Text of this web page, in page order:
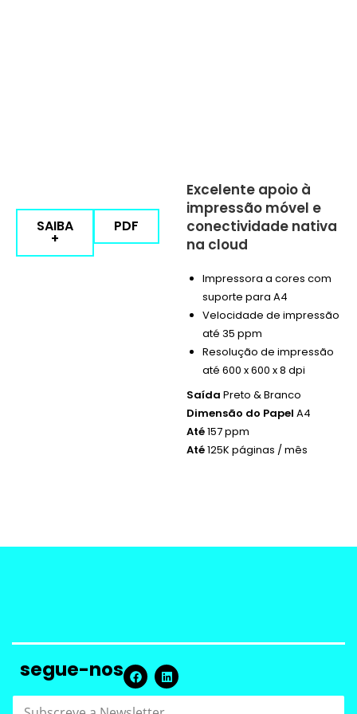
SAIBA
+
PDF
Excelente apoio à
impressão móvel e
conectividade nativa
na cloud
Impressora a cores com
suporte para A4
Velocidade de impressão
até 35 ppm
Resolução de impressão
até 600 x 600 x 8 dpi
Saída Preto & Branco
Dimensão do Papel A4
Até157 ppm
Até125K páginas / mês
segue-nos
SS